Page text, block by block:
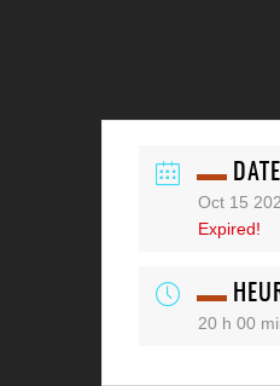
DATE
Oct 15
Expired!
20 h 00